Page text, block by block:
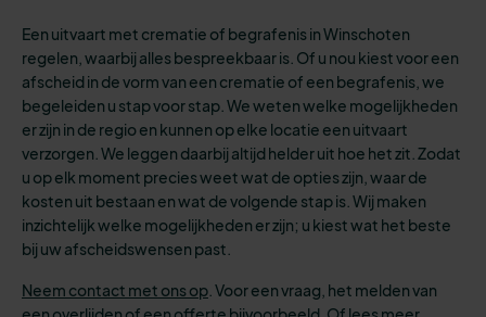
Een uitvaart met crematie of begrafenis in Winschoten
regelen, waarbij alles bespreekbaar is. Of u nou kiest voor een
afscheid in de vorm van een crematie of een begrafenis, we
begeleiden u stap voor stap. We weten welke mogelijkheden
er zijn in de regio en kunnen op elke locatie een uitvaart
verzorgen. We leggen daarbij altijd helder uit hoe het zit. Zodat
u op elk moment precies weet wat de opties zijn, waar de
kosten uit bestaan en wat de volgende stap is. Wij maken
inzichtelijk welke mogelijkheden er zijn; u kiest wat het beste
bij uw afscheidswensen past.
Neem contact met ons op . Voor een vraag, het melden van